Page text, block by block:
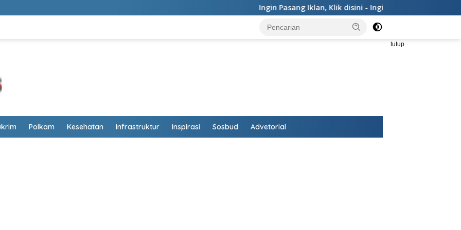
Ingin Pasang Iklan,Klik disini -Ingin Koreksi,
tutup
Polkam Kesehatan Infrastruktur Inspirasi Sosbud Advetorial